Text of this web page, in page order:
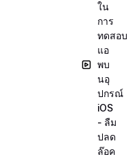
ใน
การ
ทดสอบ
แอ
พบ
นอุ
ปกรณ์
iOS
- ลืม
ปลด
ล๊อค